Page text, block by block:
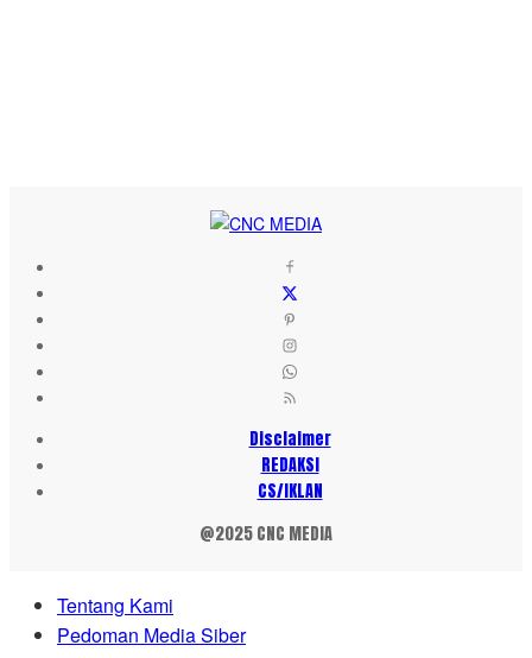
Disclaimer
REDAKSI
CS/IKLAN
@2025 CNC MEDIA
Tentang Kami
Pedoman Media Siber